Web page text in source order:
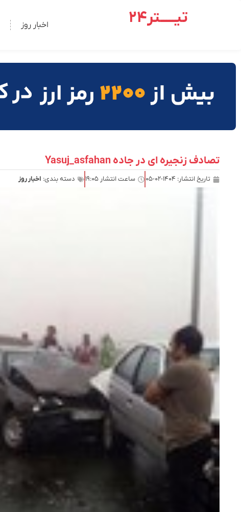
تیـــــتر24 اخبار روز
تصادف زنجیره ای در جاده Yasuj_asfahan
تاریخ انتشار: ۱۴۰۴-۰۲-۰۵ ساعت انتشار ۱۹:۰۵ دسته بندی: اخبار روز